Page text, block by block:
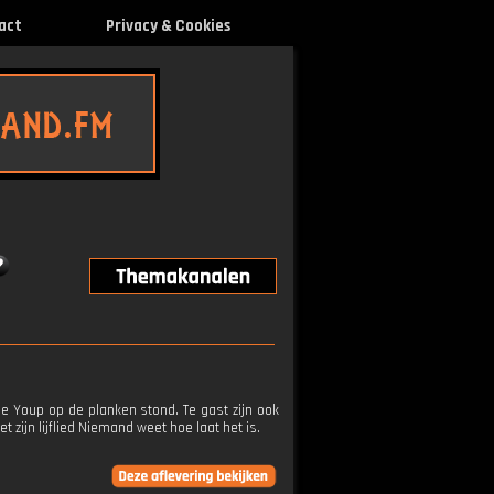
Privacy & Cookies
Youp op de planken stond. Te gast zijn ook
zijn lijflied Niemand weet hoe laat het is.